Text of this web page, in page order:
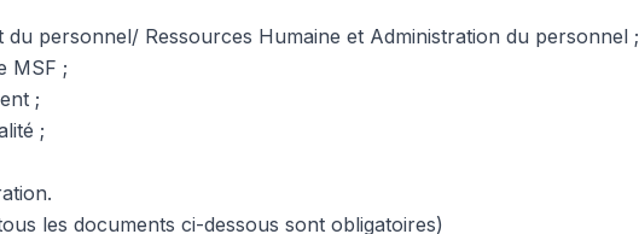
du personnel/ Ressources Humaine et Administration du personnel ;
MSF ;
;
;
les documents ci-dessous sont obligatoires)